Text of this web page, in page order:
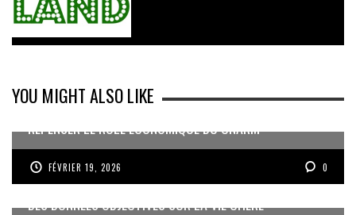
YOU MIGHT ALSO LIKE
REPENSER LE RÔLE ÉCONOMIQUE DU CNARM
FÉVRIER 19, 2026 0
DES DONNÉES OBJECTIVES SUR LA VIE CHÈRE